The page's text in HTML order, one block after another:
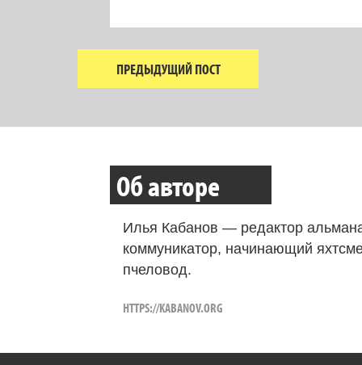
ПРЕДЫДУЩИЙ ПОСТ
Об авторе
Илья Кабанов — редактор
коммуникатор, начинающий
пчеловод.
HTTPS://KABANOV.ORG